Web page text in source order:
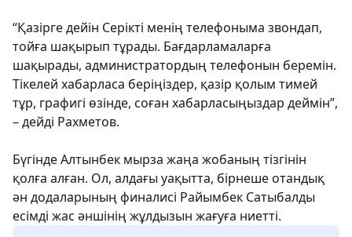
“Қазірге дейін Серікті менің телефоныма звондап,
тойға шақырып тұрады. Бағдарламаларға
шақырады, администратордың телефонын беремін.
Тікелей хабарласа беріңіздер, қазір қолым тимей
тұр, графигі өзінде, соған хабарласыңыздар деймін”,
– дейді Рахметов.
Бүгінде Алтынбек мырза жаңа жобаның тізгінін
қолға алған. Ол, алдағы уақытта, бірнеше отандық
ән додаларының финалисі Райымбек Сатыбалды
есімді жас әншінің жұлдызын жағуға ниетті.